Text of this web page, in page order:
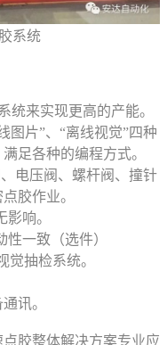
系统
来实现更高的产能。
片”、“离线视觉”四种
足各种的编程方式。
电压阀、螺杆阀、撞针
胶作业。
响。
一致（选件）
抽检系统。
讯。
胶整体解决方案专业应